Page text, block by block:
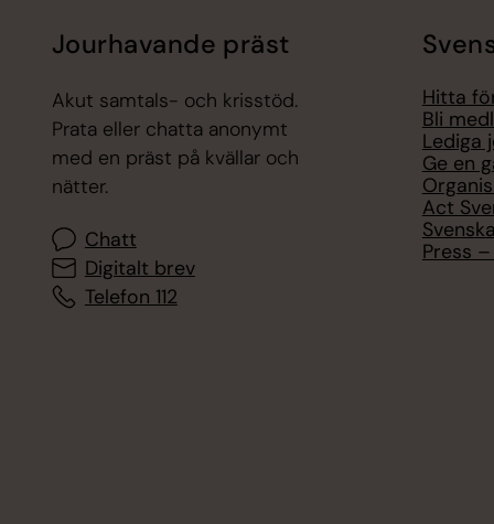
Jourhavande präst
Akut samtals- och krisstöd.
Prata eller chatta anonymt
med en präst på kvällar och
nätter.
Chatt
Digitalt brev
Telefon 112
Hitta
Bli
Lediga
Ge en
Act
Press